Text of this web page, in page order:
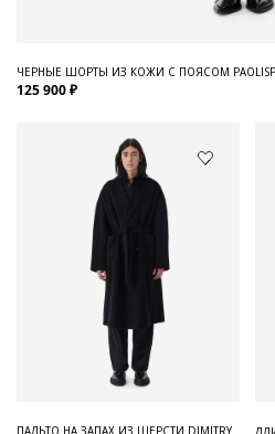
ЧЕРНЫЕ ШОРТЫ ИЗ КОЖИ С ПОЯСОМ
125 900 ₽
ПАЛЬТО НА ЗАПАХ ИЗ ШЕРСТИ DIMITRY